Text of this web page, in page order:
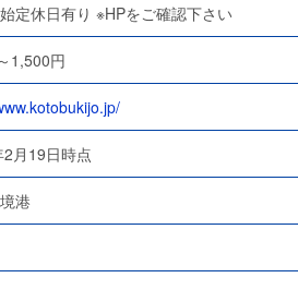
定休日有り ※HPをご確認下さい
1,500円
月19日時点
港